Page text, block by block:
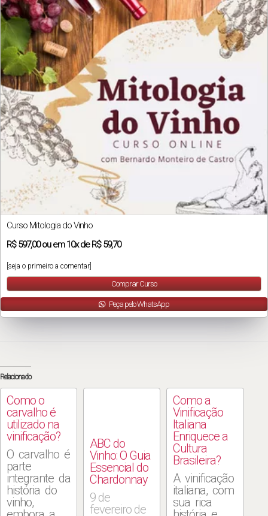
Curso Mitologia do Vinho
R$597,00ou em10xde R$ 59,70
[seja o primeiro a comentar]
Comprar Curso
Peça pelo WhatsApp
Relacionado
Como o
carvalho é
utilizado na
vinificação?
O carvalho é
parte
integrante da
história do
vinho,
Vinho: O Guia
Essencial do
Chardonnay
9 de
fevereiro de
2025
Como a
Vinificação
Italiana
Enriquece a
Cultura
Brasileira?
A vinificação
italiana, com
sua rica